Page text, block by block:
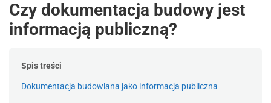
Czy dokumentacja budowy jest
informacją publiczną?
Spis treści
Dokumentacja budowlana jako informacja publiczna